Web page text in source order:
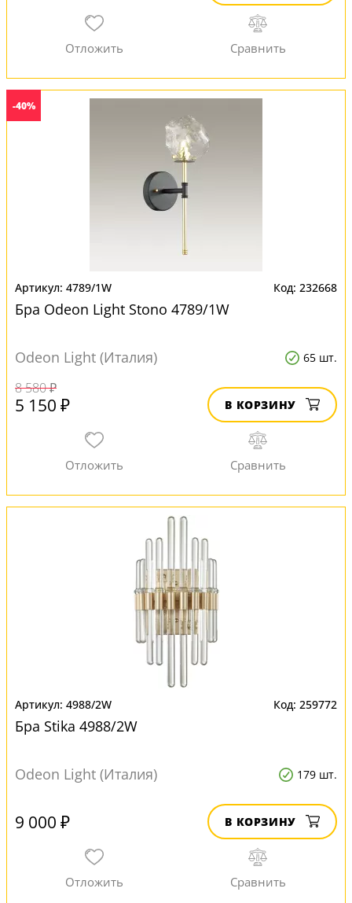
-40%
4789/1W 232668
Бра Odeon Light Stono 4789/1W
Odeon Light (Италия) 65 шт.
8 580 ₽
5 150 ₽ В КОРЗИНУ
4988/2W 259772
Бра Stika 4988/2W
Odeon Light (Италия) 179 шт.
9 000 ₽ В КОРЗИНУ